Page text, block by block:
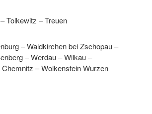
Tolkewitz – Treuen
– Waldkirchen bei Zschopau –
– Werdau – Wilkau –
– Wolkenstein Wurzen